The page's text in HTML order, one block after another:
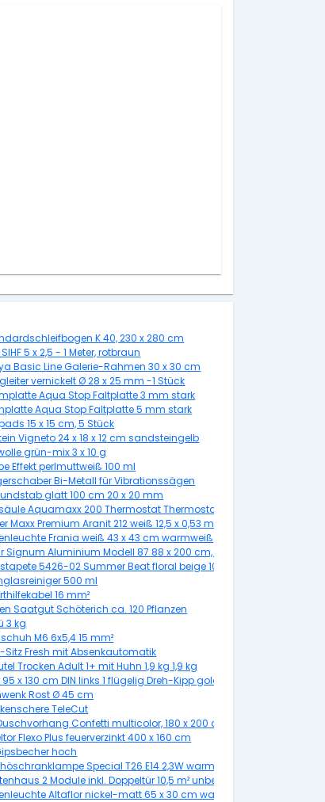
K 40, 230 x 280 cm
5 x 2,5 - 1 Meter, rotbraun
Basic Line Galerie-Rahmen 30 x 30 cm
vernickelt Ø 28 x 25 mm -1 Stück
Aqua Stop Faltplatte 3 mm stark
Aqua Stop Faltplatte 5 mm stark
15 x 15 cm, 5 Stück
Vigneto 24 x 18 x 12 cm sandsteingelb
grün-mix 3 x 10 g
Effekt perlmuttweiß 100 ml
Bi-Metall für Vibrationssägen
glatt 100 cm 20 x 20 mm
Aquamaxx 200 Thermostat Thermostat, verchromt,
Maxx Premium Aranit 212 weiß 12,5 x 0,53 m
Frania weiß 43 x 43 cm warmweiß
weiß/titan
Signum Aluminium Modell 87 88 x 200 cm, DIN links, titan
5426-02 Summer Beat floral beige 10,05 x 0,53 m
500 ml
16 mm²
Saatgut Schöterich ca. 120 Pflanzen
3 kg
M6 6x5,4 15 mm²
Sitz Fresh mit Absenkautomatik
Trocken Adult 1+ mit Huhn 1,9 kg 1,9 kg
x 130 cm DIN links 1 flügelig Dreh-Kipp golden Oak
Rost Ø 45 cm
TeleCut
Confetti multicolor, 180 x 200 cm
Flexo Plus feuerverzinkt 400 x 160 cm
hoch
Special T26 E14 2,3W warmweiß, weiß matt
2 Module inkl. Doppeltür 10,5 m² unbehandelt
Altaflor nickel-matt 65 x 30 cm warmweiß